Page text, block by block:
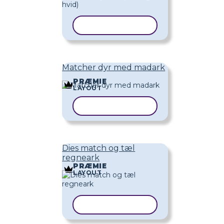
Matcher dyr med madark
PRÆMIE
LAYOUT
Dies match og tæl
regneark
PRÆMIE
LAYOUT